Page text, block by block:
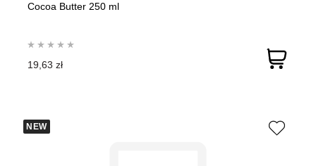
Cocoa Butter 250 ml
19,63 zł
NEW